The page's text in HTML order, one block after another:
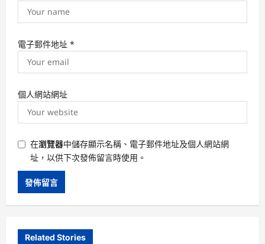
電子郵件地址 *
個人網站網址
在瀏覽器中儲存顯示名稱、電子郵件地址及個人網站網
址，以供下次發佈留言時使用。
Related Stories